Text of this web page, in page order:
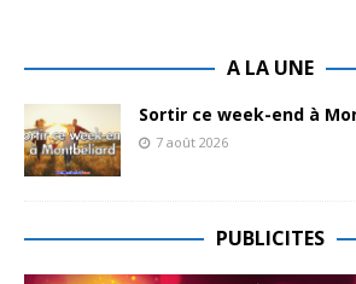
A LA UNE
Sortir ce week-end à
7 août 2026
PUBLICITES